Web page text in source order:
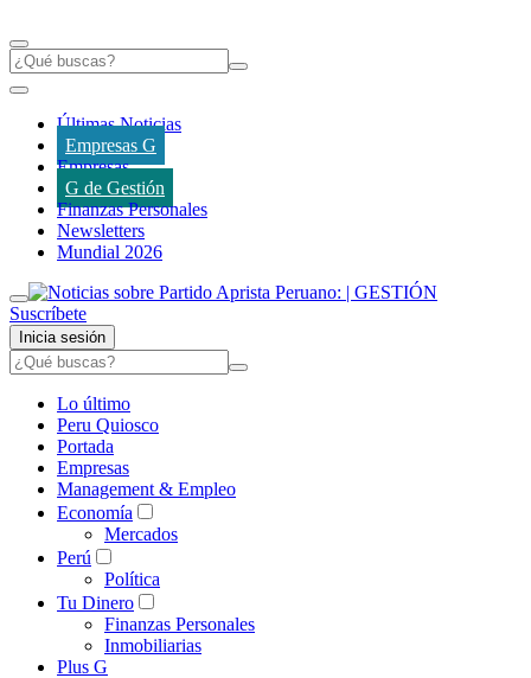
Últimas Noticias
Empresas G
Empresas
G de Gestión
Finanzas Personales
Newsletters
Mundial 2026
Suscríbete
Inicia sesión
Lo último
Peru Quiosco
Portada
Empresas
Management & Empleo
Economía
Mercados
Perú
Política
Tu Dinero
Finanzas Personales
Inmobiliarias
Plus G